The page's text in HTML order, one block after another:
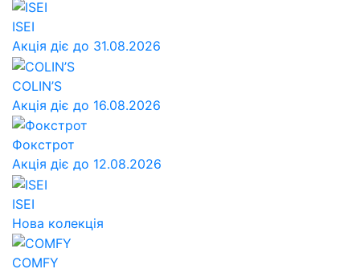
ISEI
Акція діє до 31.08.2026
COLIN’S
Акція діє до 16.08.2026
Фокстрот
Акція діє до 12.08.2026
ISEI
Нова колекція
COMFY